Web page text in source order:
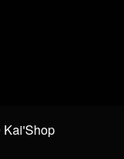
Kai'Shop